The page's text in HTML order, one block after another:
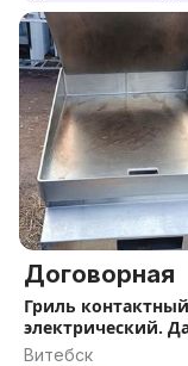
Договорная
Гриль контактный
электрический.
Гарантия. Доставка.
Витебск